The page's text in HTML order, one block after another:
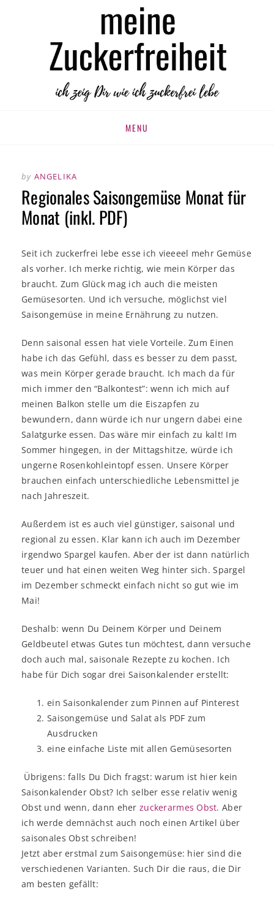
MEINE
ZUCKERFREIHEIT
zuckerfrei leben
MENU
by ANGELIKA
Regionales Saisongemüse Monat für
Monat (inkl. PDF)
Seit ich zuckerfrei lebe esse ich vieeeel mehr Gemüse
als vorher. Ich merke richtig, wie mein Körper das
braucht. Zum Glück mag ich auch die meisten
Gemüsesorten. Und ich versuche, möglichst viel
Saisongemüse in meine Ernährung zu nutzen.
Denn saisonal essen hat viele Vorteile. Zum Einen
habe ich das Gefühl, dass es besser zu dem passt,
was mein Körper gerade braucht. Ich mach da für
mich immer den “Balkontest”: wenn ich mich auf
meinen Balkon stelle um die Eiszapfen zu
bewundern, dann würde ich nur ungern dabei eine
Salatgurke essen. Das wäre mir einfach zu kalt! Im
Sommer hingegen, in der Mittagshitze, würde ich
ungerne Rosenkohleintopf essen. Unsere Körper
brauchen einfach unterschiedliche Lebensmittel je
nach Jahreszeit.
Außerdem ist es auch viel günstiger, saisonal und
regional zu essen. Klar kann ich auch im Dezember
irgendwo Spargel kaufen. Aber der ist dann natürlich
teuer und hat einen weiten Weg hinter sich. Spargel
im Dezember schmeckt einfach nicht so gut wie im
Mai!
Deshalb: wenn Du Deinem Körper und Deinem
Geldbeutel etwas Gutes tun möchtest, dann versuche
doch auch mal, saisonale Rezepte zu kochen. Ich
habe für Dich sogar drei Saisonkalender erstellt:
ein Saisonkalender zum Pinnen auf Pinterest
Saisongemüse und Salat als PDF zum
Ausdrucken
eine einfache Liste mit allen Gemüsesorten
Übrigens: falls Du Dich fragst: warum ist hier kein
Saisonkalender Obst? Ich selber esse relativ wenig
Obst und wenn, dann eher zuckerarmes Obst. Aber
ich werde demnächst auch noch einen Artikel über
saisonales Obst schreiben!
Jetzt aber erstmal zum Saisongemüse: hier sind die
verschiedenen Varianten. Such Dir die raus, die Dir
am besten gefällt: